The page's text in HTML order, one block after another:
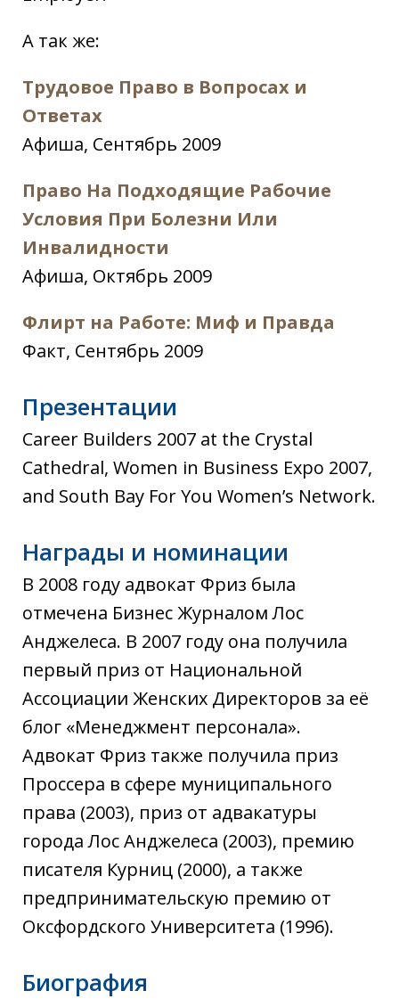
А так же:
Трудовое Право в Вопросах и
Ответах
Афиша, Сентябрь 2009
Право На Подходящие Рабочие
Условия При Болезни Или
Инвалидности
Афиша, Октябрь 2009
Флирт на Работе: Миф и Правда
Факт, Сентябрь 2009
Презентации
Career Builders 2007 at the Crystal
Cathedral, Women in Business Expo 2007,
and South Bay For You Women’s Network.
Награды и номинации
В 2008 году адвокат Фриз была
отмечена Бизнес Журналом Лос
Анджелеса. В 2007 году она получила
первый приз от Национальной
Ассоциации Женских Директоров за её
блог «Менеджмент персонала».
Адвокат Фриз также получила приз
Проссера в сфере муниципального
права (2003), приз от адвакатуры
города Лос Анджелеса (2003), премию
писателя Курниц (2000), а также
предпринимательскую премию от
Оксфордского Университета (1996).
Биография